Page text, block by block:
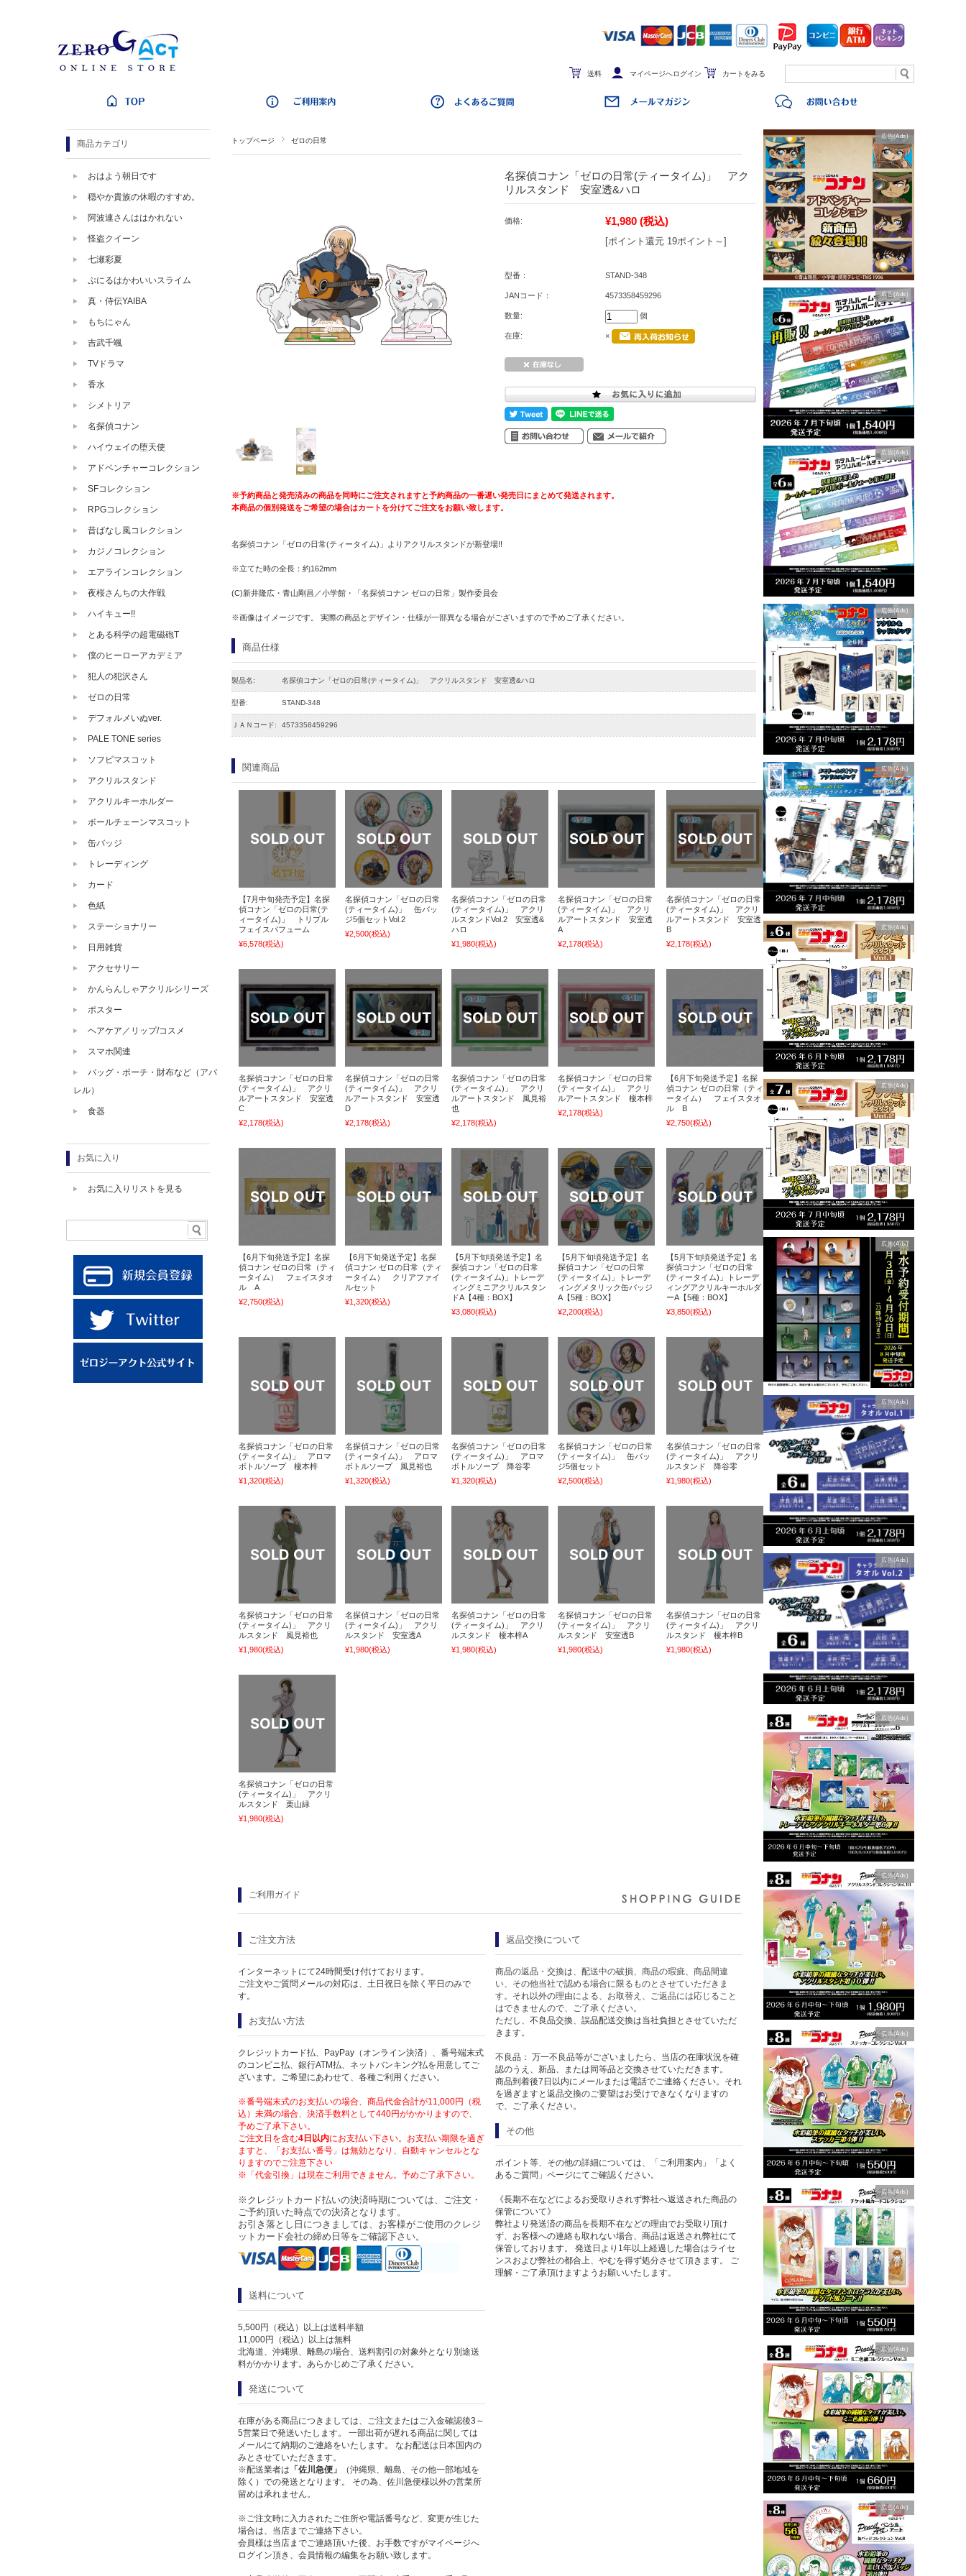
送料 マイページへログイン カートをみる
広告(Ads)
広告(Ads)
広告(Ads)
広告(Ads)
広告(Ads)
広告(Ads)
広告(Ads)
広告(Ads)
広告(Ads)
広告(Ads)
広告(Ads)
広告(Ads)
広告(Ads)
広告(Ads)
広告(Ads)
広告(Ads)
トップページ ゼロの日常
名探偵コナン「ゼロの日常(ティータイム)」 アク
リルスタンド 安室透&ハロ
価格: ¥1,980 (税込)
[ポイント還元 19ポイント～]
型番： STAND-348
JANコード： 4573358459296
数量: 個
在庫: ×
※予約商品と発売済みの商品を同時にご注文されますと予約商品の一番遅い発売日にまとめて発送されます。
本商品の個別発送をご希望の場合はカートを分けてご注文をお願い致します。
名探偵コナン「ゼロの日常(ティータイム)」よりアクリルスタンドが新登場!!
※立てた時の全長：約162mm
(C)新井隆広・青山剛昌／小学館・「名探偵コナン ゼロの日常」製作委員会
※画像はイメージです。 実際の商品とデザイン・仕様が一部異なる場合がございますので予めご了承ください。
商品仕様
製品名: 名探偵コナン「ゼロの日常(ティータイム)」 アクリルスタンド 安室透&ハロ
型番: STAND-348
ＪＡＮコード: 4573358459296
関連商品
【7月中旬発売予定】名探
偵コナン「ゼロの日常(テ
ィータイム)」 トリプル
フェイスパフューム
¥6,578(税込)
名探偵コナン「ゼロの日常
(ティータイム)」 缶バッ
ジ5個セットVol.2
¥2,500(税込)
名探偵コナン「ゼロの日常
(ティータイム)」 アクリ
ルスタンドVol.2 安室透&
ハロ
¥1,980(税込)
名探偵コナン「ゼロの日常
(ティータイム)」 アクリ
ルアートスタンド 安室透
A
¥2,178(税込)
名探偵コナン「ゼロの日常
(ティータイム)」 アクリ
ルアートスタンド 安室透
B
¥2,178(税込)
名探偵コナン「ゼロの日常
(ティータイム)」 アクリ
ルアートスタンド 安室透
C
¥2,178(税込)
名探偵コナン「ゼロの日常
(ティータイム)」 アクリ
ルアートスタンド 安室透
D
¥2,178(税込)
名探偵コナン「ゼロの日常
(ティータイム)」 アクリ
ルアートスタンド 風見裕
也
¥2,178(税込)
名探偵コナン「ゼロの日常
(ティータイム)」 アクリ
ルアートスタンド 榎本梓
¥2,178(税込)
【6月下旬発送予定】名探
偵コナン ゼロの日常（ティ
ータイム） フェイスタオ
ル B
¥2,750(税込)
【6月下旬発送予定】名探
偵コナン ゼロの日常（ティ
ータイム） フェイスタオ
ル A
¥2,750(税込)
【6月下旬発送予定】名探
偵コナン ゼロの日常（ティ
ータイム） クリアファイ
ルセット
¥1,320(税込)
【5月下旬頃発送予定】名
探偵コナン「ゼロの日常
(ティータイム)」トレーデ
ィングミニアクリルスタン
ドA【4種：BOX】
¥3,080(税込)
【5月下旬頃発送予定】名
探偵コナン「ゼロの日常
(ティータイム)」トレーデ
ィングメタリック缶バッジ
A【5種：BOX】
¥2,200(税込)
【5月下旬頃発送予定】名
探偵コナン「ゼロの日常
(ティータイム)」トレーデ
ィングアクリルキーホルダ
ーA【5種：BOX】
¥3,850(税込)
名探偵コナン「ゼロの日常
(ティータイム)」 アロマ
ボトルソープ 榎本梓
¥1,320(税込)
名探偵コナン「ゼロの日常
(ティータイム)」 アロマ
ボトルソープ 風見裕也
¥1,320(税込)
名探偵コナン「ゼロの日常
(ティータイム)」 アロマ
ボトルソープ 降谷零
¥1,320(税込)
名探偵コナン「ゼロの日常
(ティータイム)」 缶バッ
ジ5個セット
¥2,500(税込)
名探偵コナン「ゼロの日常
(ティータイム)」 アクリ
ルスタンド 降谷零
¥1,980(税込)
名探偵コナン「ゼロの日常
(ティータイム)」 アクリ
ルスタンド 風見裕也
¥1,980(税込)
名探偵コナン「ゼロの日常
(ティータイム)」 アクリ
ルスタンド 安室透A
¥1,980(税込)
名探偵コナン「ゼロの日常
(ティータイム)」 アクリ
ルスタンド 榎本梓A
¥1,980(税込)
名探偵コナン「ゼロの日常
(ティータイム)」 アクリ
ルスタンド 安室透B
¥1,980(税込)
名探偵コナン「ゼロの日常
(ティータイム)」 アクリ
ルスタンド 榎本梓B
¥1,980(税込)
名探偵コナン「ゼロの日常
(ティータイム)」 アクリ
ルスタンド 栗山緑
¥1,980(税込)
ご利用ガイド
ご注文方法
インターネットにて24時間受け付けております。
ご注文やご質問メールの対応は、土日祝日を除く平日のみで
す。
お支払い方法
クレジットカード払、PayPay（オンライン決済）、番号端末式
のコンビニ払、銀行ATM払、ネットバンキング払を用意してご
ざいます。ご希望にあわせて、各種ご利用ください。
※番号端末式のお支払いの場合、商品代金合計が11,000円（税
込）未満の場合、決済手数料として440円がかかりますので、
予めご了承下さい。
ご注文日を含む4日以内にお支払い下さい。お支払い期限を過ぎ
ますと、「お支払い番号」は無効となり、自動キャンセルとな
りますのでご注意下さい
※「代金引換」は現在ご利用できません。予めご了承下さい。
※クレジットカード払いの決済時期については、ご注文・
ご予約頂いた時点での決済となります。
お引き落とし日につきましては、お客様がご使用のクレジ
ットカード会社の締め日等をご確認下さい。
送料について
5,500円（税込）以上は送料半額
11,000円（税込）以上は無料
北海道、沖縄県、離島の場合、送料割引の対象外となり別途送
料がかかります。あらかじめご了承ください。
発送について
在庫がある商品につきましては、ご注文またはご入金確認後3～
5営業日で発送いたします。 一部出荷が遅れる商品に関しては
メールにて納期のご連絡をいたします。 なお配送は日本国内の
みとさせていただきます。
※配送業者は 「佐川急便」
（沖縄県、離島、その他一部地域を
除く）での発送となります。 その為、佐川急便様以外の営業所
留めは承れません。
※ご注文時に入力されたご住所や電話番号など、変更が生じた
場合は、当店までご連絡下さい。
会員様は当店までご連絡頂いた後、お手数ですがマイページへ
ログイン頂き、会員情報の編集をお願い致します。
返品交換について
商品の返品・交換は、配送中の破損、商品の瑕疵、商品間違
い、その他当社で認める場合に限るものとさせていただきま
す。それ以外の理由による、お取替え、ご返品には応じること
はできませんので、ご了承ください。
ただし、不良品交換、誤品配送交換は当社負担とさせていただ
きます。
不良品： 万一不良品等がございましたら、当店の在庫状況を確
認のうえ、新品、または同等品と交換させていただきます。
商品到着後7日以内にメールまたは電話でご連絡ください。それ
を過ぎますと返品交換のご要望はお受けできなくなりますの
で、ご了承ください。
その他
ポイント等、その他の詳細については、「ご利用案内」「よく
あるご質問」ページにてご確認ください。
《長期不在などによるお受取りされず弊社へ返送された商品の
保管について》
弊社より発送済の商品を長期不在などの理由でお受取り頂け
ず、お客様への連絡も取れない場合、商品は返送され弊社にて
保管しております。 発送日より1年以上経過した場合はライセ
ンスおよび弊社の都合上、やむを得ず処分させて頂きます。 ご
理解・ご了承頂けますようお願いいたします。
商品カテゴリ
おはよう朝日です
穏やか貴族の休暇のすすめ。
阿波連さんははかれない
怪盗クイーン
七瀬彩夏
ぷにるはかわいいスライム
真・侍伝YAIBA
もちにゃん
吉武千颯
TVドラマ
香水
シメトリア
名探偵コナン
ハイウェイの堕天使
アドベンチャーコレクション
SFコレクション
RPGコレクション
昔ばなし風コレクション
カジノコレクション
エアラインコレクション
夜桜さんちの大作戦
ハイキュー!!
とある科学の超電磁砲T
僕のヒーローアカデミア
犯人の犯沢さん
ゼロの日常
デフォルメいぬver.
PALE TONE series
ソフビマスコット
アクリルスタンド
アクリルキーホルダー
ボールチェーンマスコット
缶バッジ
トレーディング
カード
色紙
ステーショナリー
日用雑貨
アクセサリー
かんらんしゃアクリルシリーズ
ポスター
ヘアケア／リップ/コスメ
スマホ関連
バッグ・ポーチ・財布など（アパ
レル）
食器
お気に入り
お気に入りリストを見る